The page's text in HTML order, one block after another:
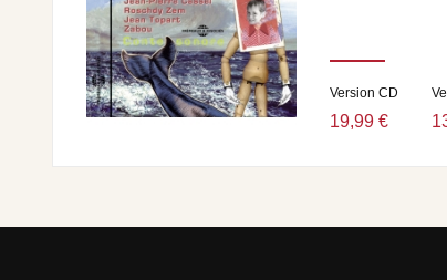
Version CD
19,99 €